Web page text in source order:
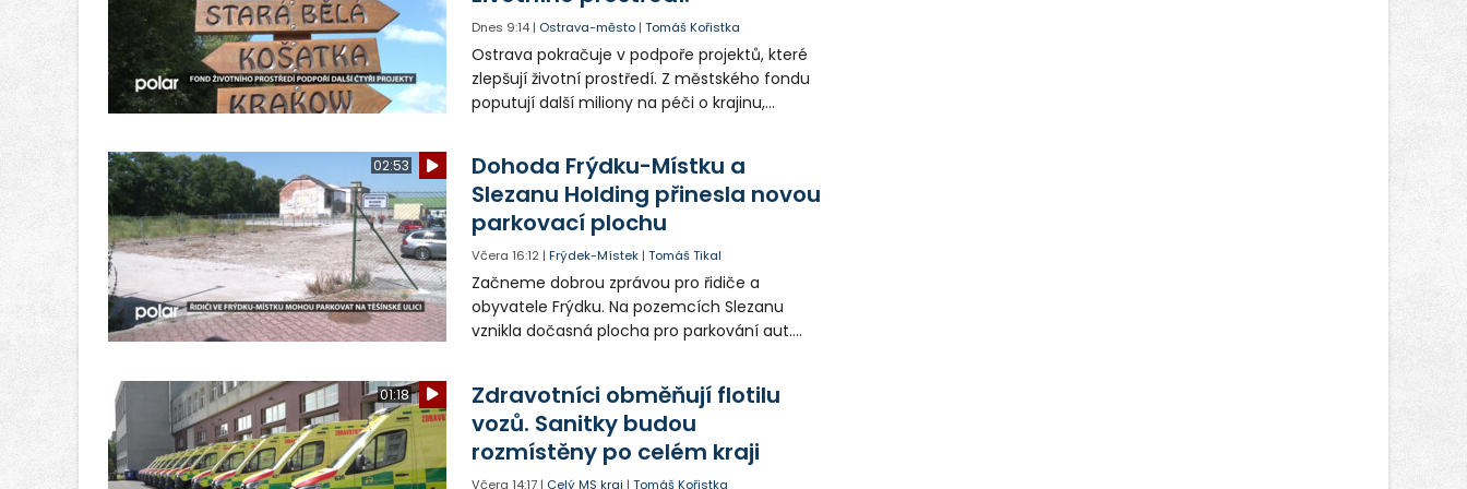
Dnes 9:14 | Ostrava-město |Tomáš Kořistka
Ostrava pokračuje v podpoře projektů, které
zlepšují životní prostředí. Z městského fondu
poputují další miliony na péči o krajinu,
02:53
Dohoda Frýdku-Místku a
Slezanu Holding přinesla novou
parkovací plochu
Včera 16:12 |Frýdek-Místek |Tomáš Tikal
Začneme dobrou zprávou pro řidiče a
obyvatele Frýdku. Na pozemcích Slezanu
vznikla dočasná plocha pro parkování aut.
01:18
Zdravotníci obměňují flotilu
vozů. Sanitky budou
rozmístěny po celém kraji
Včera 14:17 | Celý MS kraj |Tomáš Kořistka